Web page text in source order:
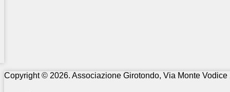
Copyright © 2026. Associazione Girotondo, Via Monte Vodice